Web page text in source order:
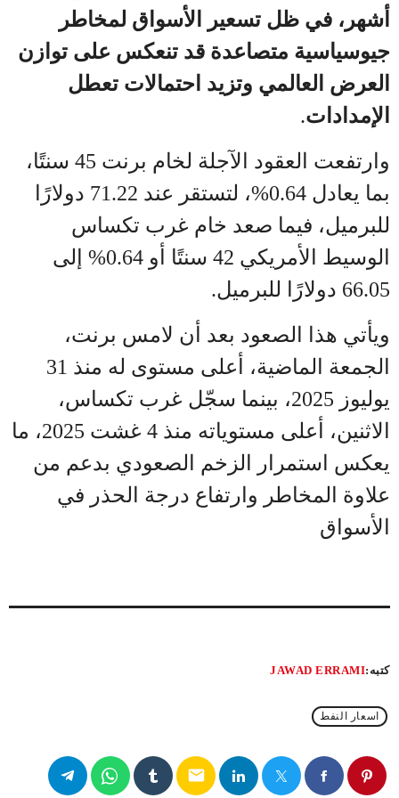
أشهر، في ظل تسعير الأسواق لمخاطر
جيوسياسية متصاعدة قد تنعكس على توازن
العرض العالمي وتزيد احتمالات تعطل
الإمدادات.
وارتفعت العقود الآجلة لخام برنت 45 سنتًا،
بما يعادل 0.64%، لتستقر عند 71.22 دولارًا
للبرميل، فيما صعد خام غرب تكساس
الوسيط الأمريكي 42 سنتًا أو 0.64% إلى
66.05 دولارًا للبرميل
.
ويأتي هذا الصعود بعد أن لامس برنت،
الجمعة الماضية، أعلى مستوى له منذ 31
يوليوز 2025، بينما سجّل غرب تكساس،
الاثنين، أعلى مستوياته منذ 4 غشت 2025، ما
يعكس استمرار الزخم الصعودي بدعم من
علاوة المخاطر وارتفاع درجة الحذر في
الأسواق
كتبه:JAWAD ERRAMI
اسعار النفط
email